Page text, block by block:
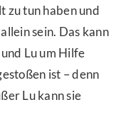
zu tun haben und
sein. Das kann
Lu um Hilfe
ist – denn
Lu kann sie